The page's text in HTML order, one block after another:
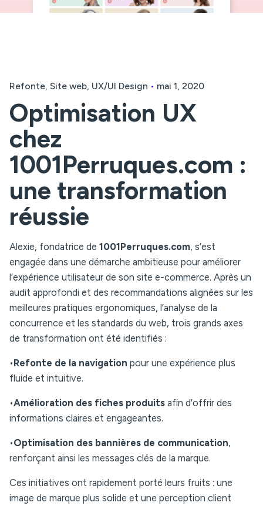
Refonte Site web UX/UI Design mai 1, 2020
Optimisation UX
chez
1001Perruques.com :
une transformation
réussie
Alexie, fondatrice de 1001Perruques.com, s’est
engagée dans une démarche ambitieuse pour améliorer
l’expérience utilisateur de son site e-commerce. Après un
audit approfondi et des recommandations alignées sur les
meilleures pratiques ergonomiques, l’analyse de la
concurrence et les standards du web, trois grands axes
de transformation ont été identifiés :
•Refonte de la navigation pour une expérience plus
fluide et intuitive.
•Amélioration des fiches produits afin d’offrir des
informations claires et engageantes.
•Optimisation des bannières de communication,
renforçant ainsi les messages clés de la marque.
Ces initiatives ont rapidement porté leurs fruits : une
image de marque plus solide et une perception client